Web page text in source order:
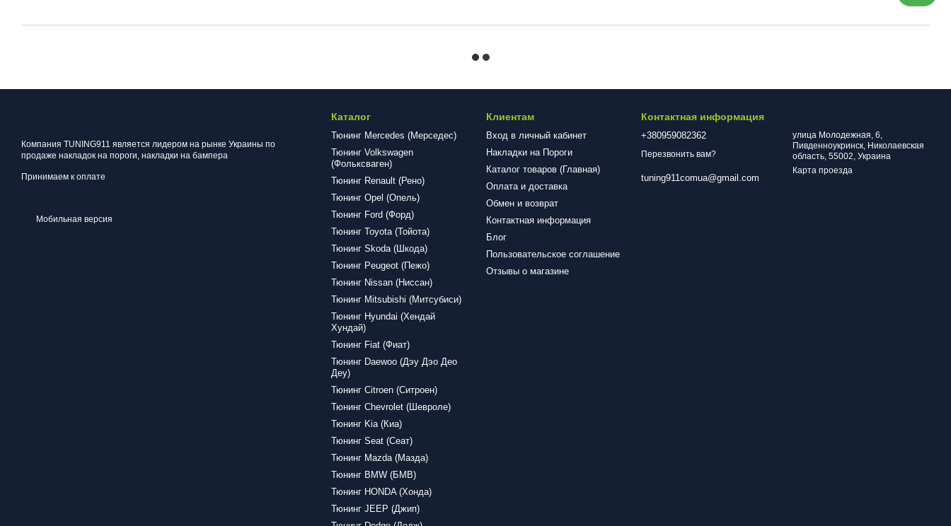
Компания TUNING911 является лидером на рынке Украины по
продаже накладок на пороги, накладки на бампера
Принимаем к оплате
Мобильная версия
Каталог
Тюнинг Mercedes (Мерседес)
Тюнинг Volkswagen
(Фольксваген)
Тюнинг Renault (Рено)
Тюнинг Opel (Опель)
Тюнинг Ford (Форд)
Тюнинг Toyota (Тойота)
Тюнинг Skoda (Шкода)
Тюнинг Peugeot (Пежо)
Тюнинг Nissan (Ниссан)
Тюнинг Mitsubishi (Митсубиси)
Тюнинг Hyundai (Хендай
Хундай)
Тюнинг Fiat (Фиат)
Тюнинг Daewoo (Дэу Дэо Део
Деу)
Тюнинг Citroen (Ситроен)
Тюнинг Chevrolet (Шевроле)
Тюнинг Kia (Киа)
Тюнинг Seat (Сеат)
Тюнинг Mazda (Мазда)
Тюнинг BMW (БМВ)
Тюнинг HONDA (Хонда)
Тюнинг JEEP (Джип)
Клиентам
Вход в личный кабинет
Накладки на Пороги
Каталог товаров (Главная)
Оплата и доставка
Обмен и возврат
Контактная информация
Блог
Пользовательское соглашение
Отзывы о магазине
Контактная информация
+380959082362
Перезвонить вам?
tuning911comua@gmail.com
улица Молодежная, 6,
Пивденноукринск, Николаевская
область, 55002, Украина
Карта проезда